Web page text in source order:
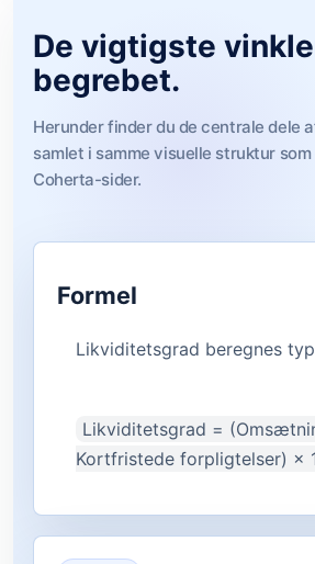
De vigtigste
begrebet.
Herunder finder du de centrale dele
samlet i samme visuelle struktur
Coherta-sider.
Formel
Likviditetsgrad beregnes
Likviditetsgrad =
Kortfristede forpligtelser) ×